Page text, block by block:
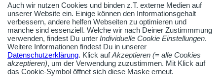
AdSense smARTe inArticle-Anzeige aktivieren
Ob Solo-Selbsständiger, Handwerksbetrieb oder
Industrieunternehmen
Erstelle jetzt ein gratis Firmenprofil für dein Unternehmen:
Auch wir nutzen Cookies und binden z.T. externe Medien auf
unserer Website ein. Einige können den Informationsgehalt
verbessern, andere helfen Webseiten zu optimieren und
manche sind essenziell. Welche wir nach Deiner Zustimmmung
verwenden, findest Du unter Individuelle Cookie Einstellungen.
Weitere Informationen findest Du in unserer
Datenschutzerklärung. Klick aufAkzeptieren (= alle Cookies
akzeptieren), um der Verwendung zuzustimmen. Mit Klick auf
das Cookie-Symbol öffnet sich diese Maske erneut.